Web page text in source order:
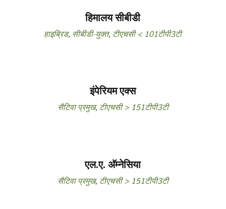
हिमालय सीबीडी
हाइब्रिड, सीबीडी-युक्त, टीएचसी < 101टीपी3टी
इंपेरियम एक्स
सैटिवा प्रमुख, टीएचसी > 151टीपी3टी
एल.ए. अ‍ॅम्नेसिया
सैटिवा प्रमुख, टीएचसी > 151टीपी3टी